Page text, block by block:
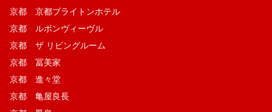
京都 京都ブライトンホテル
京都 ルボンヴィーヴル
京都 ザ リビングルーム
京都 冨美家
京都 進々堂
京都 亀屋良長